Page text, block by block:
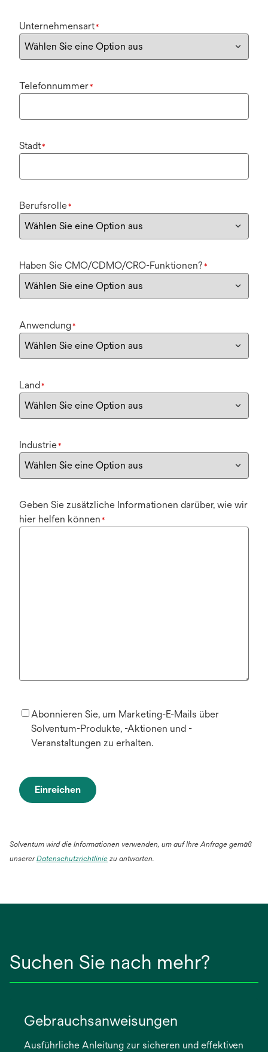
Unternehmensart*
Telefonnummer*
Stadt*
Berufsrolle*
Haben Sie CMO/CDMO/CRO-Funktionen? *
Anwendung*
Land *
Industrie*
Geben Sie zusätzliche Informationen darüber, wie wir
hier helfen können *
Abonnieren Sie, um Marketing-E-Mails über
Solventum-Produkte, -Aktionen und -
Veranstaltungen zu erhalten.
Einreichen
Solventum wird die Informationen verwenden, um auf Ihre Anfrage gemäß
unsererDatenschutzrichtliniewird
zu antworten.
Suchen Sie nach mehr?
Gebrauchsanweisungen
Ausführliche Anleitung zur sicheren und effektiven